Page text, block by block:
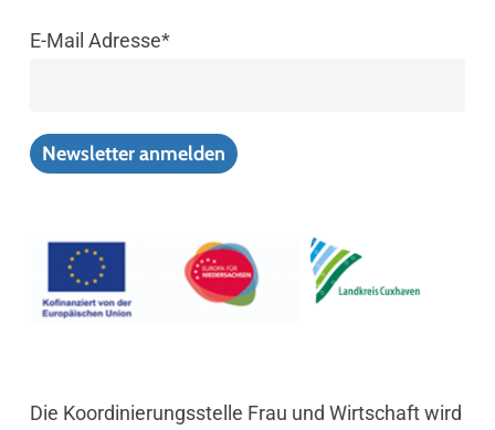
E-Mail Adresse*
Die Koordinierungsstelle Frau und Wirtschaft wird